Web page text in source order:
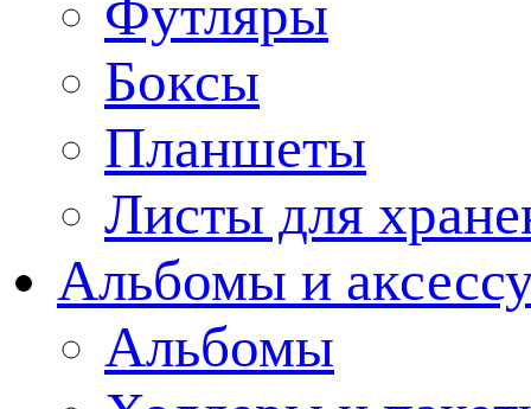
Футляры
Боксы
Планшеты
Листы для
Альбомы и
Альбомы